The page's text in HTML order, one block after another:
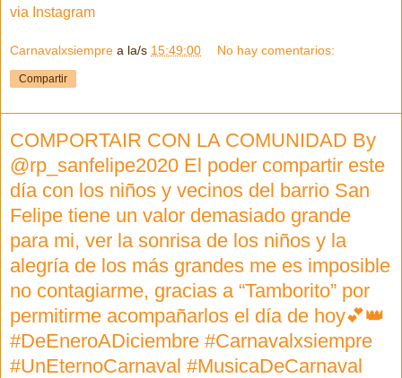
via Instagram
Carnavalxsiempre a la/s 15:49:00 No hay comentarios:
Compartir
COMPORTAIR CON LA COMUNIDAD By
@rp_sanfelipe2020 El poder compartir este
día con los niños y vecinos del barrio San
Felipe tiene un valor demasiado grande
para mi, ver la sonrisa de los niños y la
alegría de los más grandes me es imposible
no contagiarme, gracias a “Tamborito” por
permitirme acompañarlos el día de hoy💕👑
#DeEneroADiciembre #Carnavalxsiempre
#UnEternoCarnaval #MusicaDeCarnaval